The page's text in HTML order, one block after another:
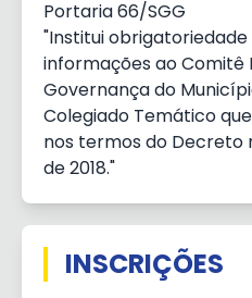
Portaria 66/SGG
"Institui
informações ao Comitê
Governança do
Colegiado Temático
nos termos do Decreto
de 2018."
INSCRIÇÕES